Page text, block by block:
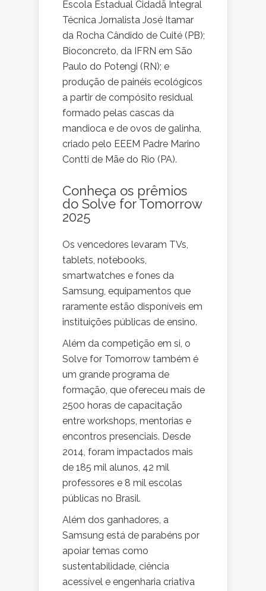
Escola Estadual Cidadã Integral
Técnica Jornalista José Itamar
da Rocha Cândido de Cuité (PB);
Bioconcreto, da IFRN em São
Paulo do Potengi (RN); e
produção de painéis ecológicos
a partir de compósito residual
formado pelas cascas da
mandioca e de ovos de galinha,
criado pelo EEEM Padre Marino
Contti de Mãe do Rio (PA).
Conheça os prêmios
do Solve for Tomorrow
2025
Os vencedores levaram TVs,
tablets, notebooks,
smartwatches e fones da
Samsung, equipamentos que
raramente estão disponíveis em
instituições públicas de ensino.
Além da competição em si, o
Solve for Tomorrow também é
um grande programa de
formação, que ofereceu mais de
2500 horas de capacitação
entre workshops, mentorias e
encontros presenciais. Desde
2014, foram impactados mais
de 185 mil alunos, 42 mil
professores e 8 mil escolas
públicas no Brasil.
Além dos ganhadores, a
Samsung está de parabéns por
apoiar temas como
sustentabilidade, ciência
acessível e engenharia criativa